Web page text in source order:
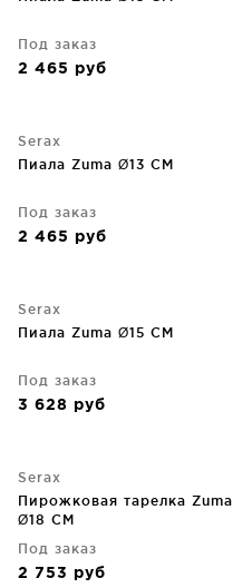
Под заказ
2 465 руб
Serax
Пиала Zuma Ø13 CM
Под заказ
2 465 руб
Serax
Пиала Zuma Ø15 CM
Под заказ
3 628 руб
Serax
Пирожковая тарелка Zuma
Ø18 CM
Под заказ
2 753 руб